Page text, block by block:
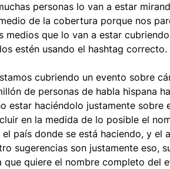
personas lo van a estar
de la cobertura porque nos
medios que lo van a estar
estén usando el hashtag correcto.
cubriendo un evento sobre
de personas de habla hispana
estar haciéndolo justamente sobre
en la medida de lo posible el
país donde se está haciendo, y el
sugerencias son justamente eso,
que quiere el nombre completo del